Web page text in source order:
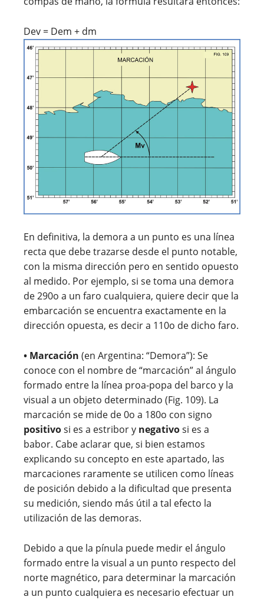
Dev = Dem + dm
En definitiva, la demora a un punto es una línea
recta que debe trazarse desde el punto notable,
con la misma dirección pero en sentido opuesto
al medido. Por ejemplo, si se toma una demora
de 290o a un faro cualquiera, quiere decir que la
embarcación se encuentra exactamente en la
dirección opuesta, es decir a 110o de dicho faro.
• Marcación (en Argentina: “Demora”): Se
conoce con el nombre de “marcación” al ángulo
formado entre la línea proa-popa del barco y la
visual a un objeto determinado (Fig. 109). La
marcación se mide de 0o a 180o con signo
positivosi es a estribor y negativosi es a
babor. Cabe aclarar que, si bien estamos
explicando su concepto en este apartado, las
marcaciones raramente se utilicen como líneas
de posición debido a la dificultad que presenta
su medición, siendo más útil a tal efecto la
utilización de las demoras.
Debido a que la pínula puede medir el ángulo
formado entre la visual a un punto respecto del
norte magnético, para determinar la marcación
a un punto cualquiera es necesario efectuar un